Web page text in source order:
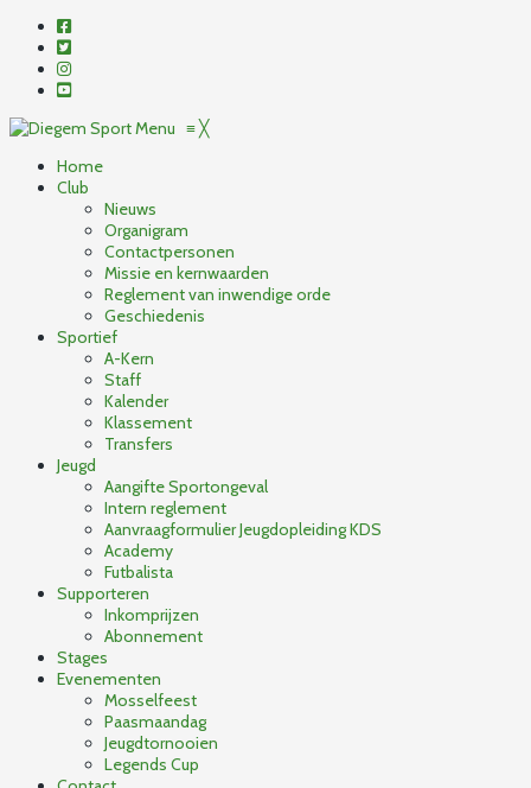
Menu ≡╳
Home
Club
Nieuws
Organigram
Contactpersonen
Missie en kernwaarden
Reglement van inwendige orde
Geschiedenis
Sportief
A-Kern
Staff
Kalender
Klassement
Transfers
Jeugd
Aangifte Sportongeval
Intern reglement
Aanvraagformulier Jeugdopleiding KDS
Academy
Futbalista
Supporteren
Inkomprijzen
Abonnement
Stages
Evenementen
Mosselfeest
Paasmaandag
Jeugdtornooien
Legends Cup